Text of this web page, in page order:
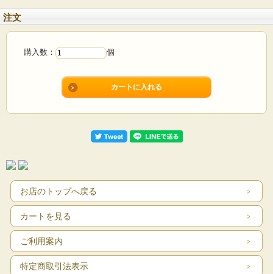
注文
購入数： 個
お店のトップへ戻る
カートを見る
ご利用案内
特定商取引法表示